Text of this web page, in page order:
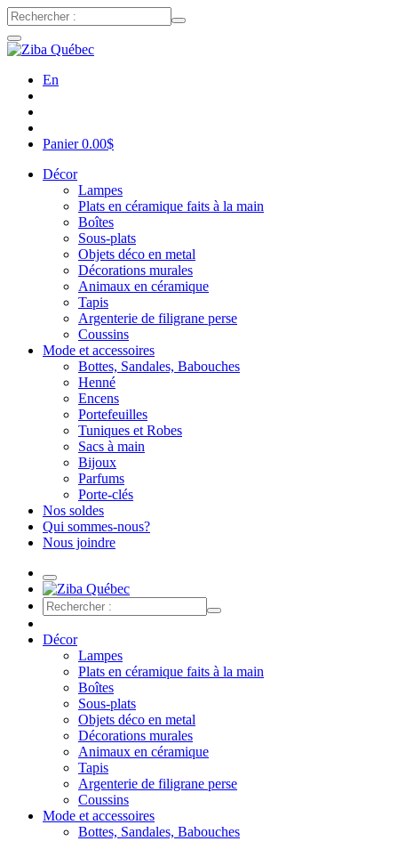
En
Panier0.00$
Décor
Lampes
Plats en céramique faits à la main
Boîtes
Sous-plats
Objets déco en metal
Décorations murales
Animaux en céramique
Tapis
Argenterie de filigrane perse
Coussins
Mode et accessoires
Bottes, Sandales, Babouches
Henné
Encens
Portefeuilles
Tuniques et Robes
Sacs à main
Bijoux
Parfums
Porte-clés
Nos soldes
Qui sommes-nous?
Nous joindre
Décor
Lampes
Plats en céramique faits à la main
Boîtes
Sous-plats
Objets déco en metal
Décorations murales
Animaux en céramique
Tapis
Argenterie de filigrane perse
Coussins
Mode et accessoires
Bottes, Sandales, Babouches